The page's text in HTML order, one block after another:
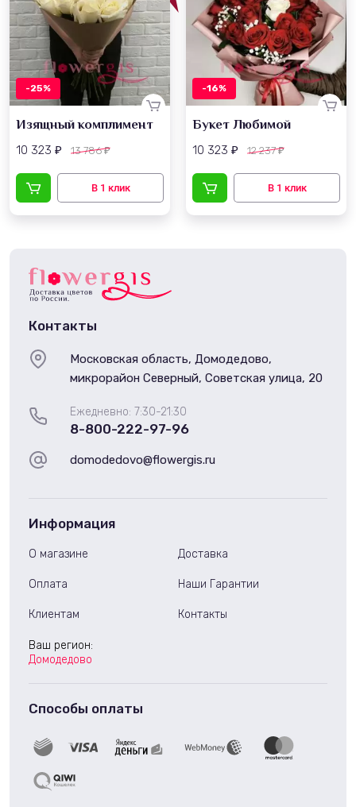
-25%
Изящный комплимент
10 323 ₽ 13 786₽
-16%
Букет Любимой
10 323 ₽ 12 237₽
Контакты
Ежедневно: 7:30-21:30
8-800-222-97-96
Московская область, Домодедово,
микрорайон Северный, Советская улица, 20
domodedovo@flowergis.ru
Информация
О магазине Доставка
Оплата Наши Гарантии
Клиентам Контакты
Ваш регион:
Домодедово
Способы оплаты